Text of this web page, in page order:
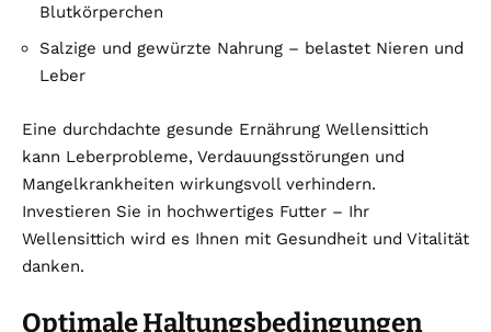
Blutkörperchen
Salzige und gewürzte Nahrung – belastet Nieren und
Leber
Eine durchdachte gesunde Ernährung Wellensittich
kann Leberprobleme, Verdauungsstörungen und
Mangelkrankheiten wirkungsvoll verhindern.
Investieren Sie in hochwertiges Futter – Ihr
Wellensittich wird es Ihnen mit Gesundheit und Vitalität
danken.
Optimale Haltungsbedingungen